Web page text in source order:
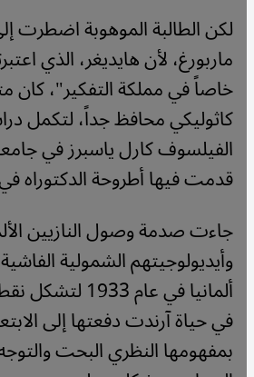
لكن الطالبة الموهوبة اضطرت
ماربورغ، لأن هايديغر، الذي
خاصاً في مملكة التفكير"، كان
كاثوليكي محافظ جداً، لتكمل
الفيلسوف كارل ياسبرز في
قدمت فيها أطروحة الدكتوراه في
جاءت صدمة وصول النازيين
وأيديولوجيتهم الشمولية
ألمانيا في عام
في حياة آرندت دفعتها إلى
بمفهومها النظري البحت